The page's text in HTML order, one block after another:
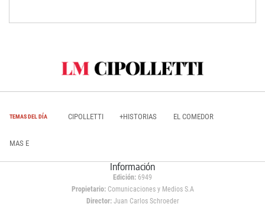
TEMAS DEL DÍA CIPOLLETTI +HISTORIAS EL COMEDOR
MAS E
Información
Edición: 6949
Propietario:Comunicaciones y Medios S.A
Director: Juan Carlos Schroeder